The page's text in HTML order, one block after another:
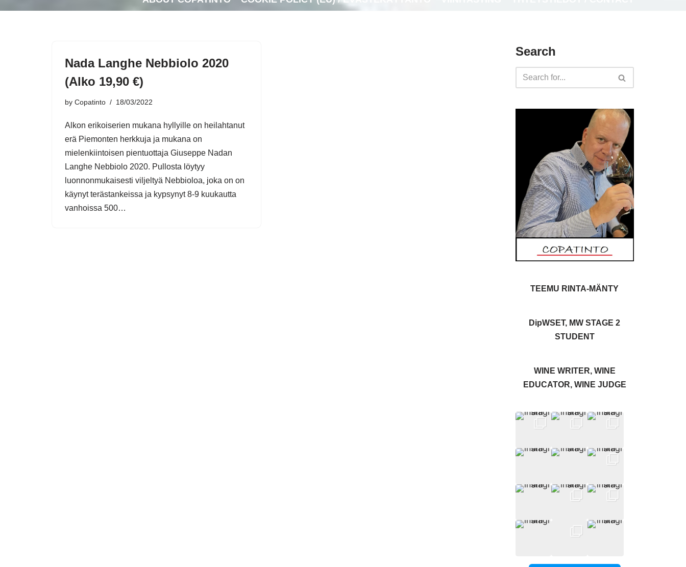
Nada Langhe Nebbiolo 2020
(Alko 19,90 €)
by Copatinto 18/03/2022
Alkon erikoiserien mukana hyllyille on heilahtanut
erä Piemonten herkkuja ja mukana on
mielenkiintoisen pientuottaja Giuseppe Nadan
Langhe Nebbiolo 2020. Pullosta löytyy
luonnonmukaisesti viljeltyä Nebbioloa, joka on on
käynyt terästankeissa ja kypsynyt 8-9 kuukautta
vanhoissa 500…
Search
TEEMU RINTA-MÄNTY
DipWSET, MW STAGE 2
STUDENT
WINE WRITER, WINE
EDUCATOR, WINE JUDGE